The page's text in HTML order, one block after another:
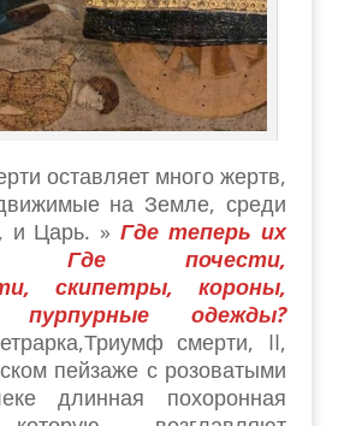
оставляет много жертв,
на Земле, среди
и Царь. »Где теперь их
Где почести,
скипетры, короны,
одежды?
смерти, II,
пейзаже с розоватыми
длинная похоронная